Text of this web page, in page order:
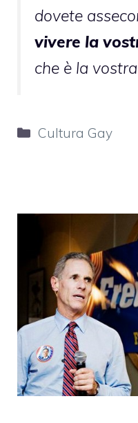
dovete
vivere la
che è la
Categorie
Cultura Gay